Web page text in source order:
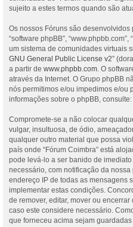
sujeito a estes termos quando são
Os nossos Fóruns são desenvolvidos
“software phpBB”,
um sistema de comunidades virtuais
GNU General Public License v2”
a partir de www.phpbb.com. O
através da Internet. O Grupo phpBB
nós permitimos e/ou impedimos e/ou
informações sobre o phpBB, consulte:
Compromete-se a não colocar
vulgar, insultuosa, de ódio,
qualquer outro material que possa
país onde “Fórum Coimbra” está
pode levá-lo a ser banido de
necessário, com notificação da
endereço IP de todas as mensagens
implementar estas condições.
de remover, editar, mover ou
caso este considere necessário.
que forneceu acima sejam